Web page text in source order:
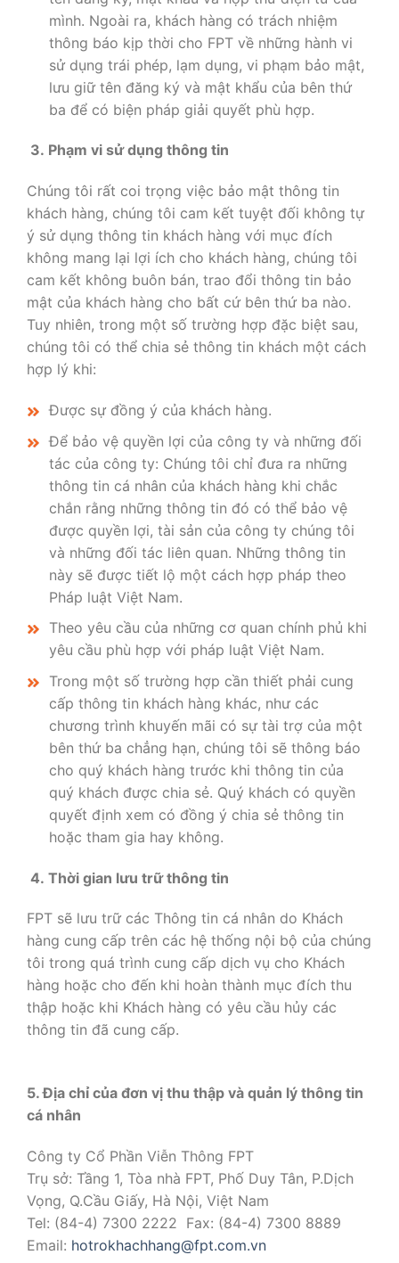
mình. Ngoài ra, khách hàng có trách nhiệm
thông báo kịp thời cho FPT về những hành vi
sử dụng trái phép, lạm dụng, vi phạm bảo mật,
lưu giữ tên đăng ký và mật khẩu của bên thứ
ba để có biện pháp giải quyết phù hợp.
3. Phạm vi sử dụng thông tin
Chúng tôi rất coi trọng việc bảo mật thông tin
khách hàng, chúng tôi cam kết tuyệt đối không tự
ý sử dụng thông tin khách hàng với mục đích
không mang lại lợi ích cho khách hàng, chúng tôi
cam kết không buôn bán, trao đổi thông tin bảo
mật của khách hàng cho bất cứ bên thứ ba nào.
Tuy nhiên, trong một số trường hợp đặc biệt sau,
chúng tôi có thể chia sẻ thông tin khách một cách
hợp lý khi:
Được sự đồng ý của khách hàng.
Để bảo vệ quyền lợi của công ty và những đối
tác của công ty: Chúng tôi chỉ đưa ra những
thông tin cá nhân của khách hàng khi chắc
chắn rằng những thông tin đó có thể bảo vệ
được quyền lợi, tài sản của công ty chúng tôi
và những đối tác liên quan. Những thông tin
này sẽ được tiết lộ một cách hợp pháp theo
Pháp luật Việt Nam.
Theo yêu cầu của những cơ quan chính phủ khi
yêu cầu phù hợp với pháp luật Việt Nam.
Trong một số trường hợp cần thiết phải cung
cấp thông tin khách hàng khác, như các
chương trình khuyến mãi có sự tài trợ của một
bên thứ ba chẳng hạn, chúng tôi sẽ thông báo
cho quý khách hàng trước khi thông tin của
quý khách được chia sẻ. Quý khách có quyền
quyết định xem có đồng ý chia sẻ thông tin
hoặc tham gia hay không.
4. Thời gian lưu trữ thông tin
FPT sẽ lưu trữ các Thông tin cá nhân do Khách
hàng cung cấp trên các hệ thống nội bộ của chúng
tôi trong quá trình cung cấp dịch vụ cho Khách
hàng hoặc cho đến khi hoàn thành mục đích thu
thập hoặc khi Khách hàng có yêu cầu hủy các
thông tin đã cung cấp.
5. Địa chỉ của đơn vị thu thập và quản lý thông tin
cá nhân
Công ty Cổ Phần Viễn Thông FPT
Trụ sở: Tầng 1, Tòa nhà FPT, Phố Duy Tân, P.Dịch
Vọng, Q.Cầu Giấy, Hà Nội, Việt Nam
Tel: (84-4) 7300 2222 Fax: (84-4) 7300 8889
Email: hotrokhachhang@fpt.com.vn